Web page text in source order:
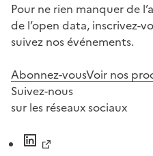
Pour ne rien manquer de
de l’open data, inscrivez-
suivez nos événements.
Abonnez-vousVoir nos
Suivez-nous
sur les réseaux sociaux